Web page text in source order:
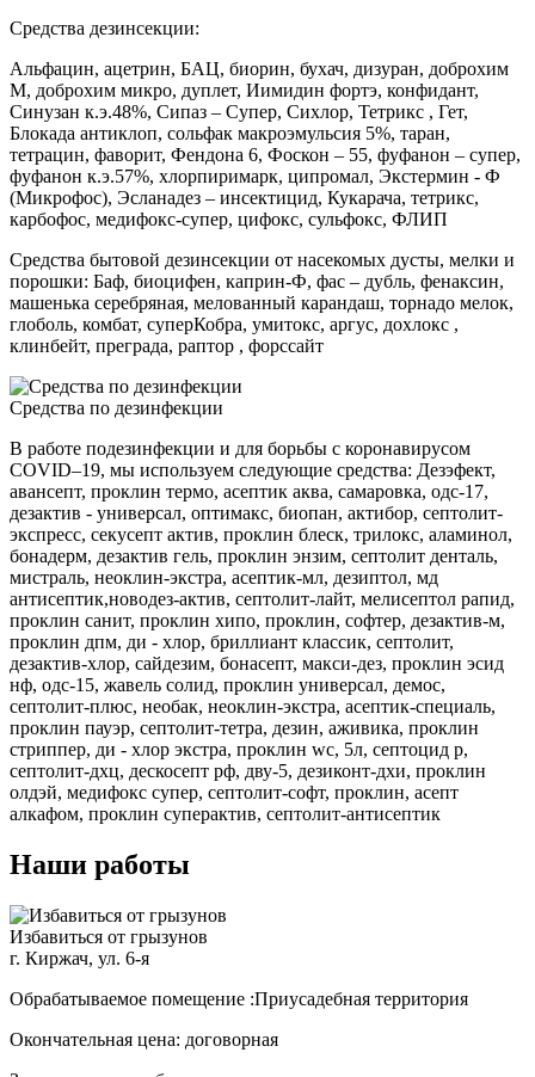
Средства дезинсекции:
Альфацин, ацетрин, БАЦ, биорин, бухач, дизуран, доброхим
М, доброхим микро, дуплет, Иимидин фортэ, конфидант,
Синузан к.э.48%, Сипаз – Супер, Сихлор, Тетрикс , Гет,
Блокада антиклоп, сольфак макроэмульсия 5%, таран,
тетрацин, фаворит, Фендона 6, Фоскон – 55, фуфанон – супер,
фуфанон к.э.57%, хлорпиримарк, ципромал, Экстермин - Ф
(Микрофос), Эсланадез – инсектицид, Кукарача, тетрикс,
карбофос, медифокс-супер, цифокс, сульфокс, ФЛИП
Средства бытовой дезинсекции от насекомых дусты, мелки и
порошки: Баф, биоцифен, каприн-Ф, фас – дубль, фенаксин,
машенька серебряная, мелованный карандаш, торнадо мелок,
глоболь, комбат, суперКобра, умитокс, аргус, дохлокс ,
клинбейт, преграда, раптор , форссайт
Средства по дезинфекции
В работе подезинфекции и для борьбы с коронавирусом
COVID–19, мы используем следующие средства: Дезэфект,
авансепт, проклин термо, асептик аква, самаровка, одс-17,
дезактив - универсал, оптимакс, биопан, актибор, септолит-
экспресс, секусепт актив, проклин блеск, трилокс, аламинол,
бонадерм, дезактив гель, проклин энзим, септолит денталь,
мистраль, неоклин-экстра, асептик-мл, дезиптол, мд
антисептик,новодез-актив, септолит-лайт, мелисептол рапид,
проклин санит, проклин хипо, проклин, софтер, дезактив-м,
проклин дпм, ди - хлор, бриллиант классик, септолит,
дезактив-хлор, сайдезим, бонасепт, макси-дез, проклин эсид
нф, одс-15, жавель солид, проклин универсал, демос,
септолит-плюс, необак, неоклин-экстра, асептик-специаль,
проклин пауэр, септолит-тетра, дезин, аживика, проклин
стриппер, ди - хлор экстра, проклин wc, 5л, септоцид р,
септолит-дхц, дескосепт рф, дву-5, дезиконт-дхи, проклин
олдэй, медифокс супер, септолит-софт, проклин, асепт
алкафом, проклин суперактив, септолит-антисептик
Наши работы
Избавиться от грызунов
г. Киржач, ул. 6-я
Обрабатываемое помещение :Приусадебная территория
Окончательная цена: договорная